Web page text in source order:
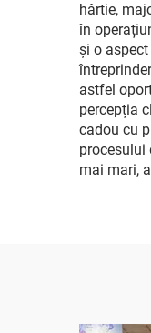
hârtie,
în
și o
astfel
percepția
cadou cu
procesului
mai mari,